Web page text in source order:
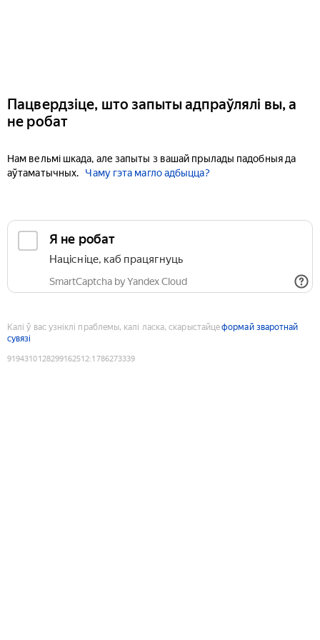
Пацвердзіце, што запыты адпраўлялі вы, а
не робат
Нам вельмі шкада, але запыты з вашай прылады падобныя да
аўтаматычных.
Чаму гэта магло адбыцца?
Я не робат
Націсніце, каб працягнуць
SmartCaptcha by Yandex Cloud
Калі ў вас узніклі праблемы, калі ласка, скарыстайцеформай зваротнай
сувязі
9194310128299162512:1786273339